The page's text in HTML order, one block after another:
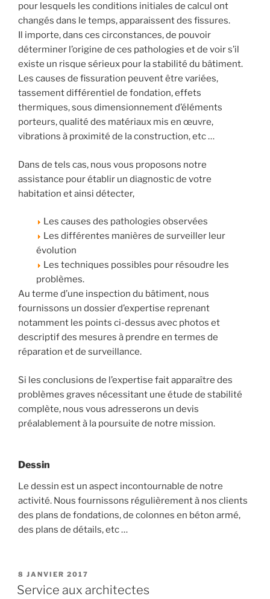
pour lesquels les conditions initiales de calcul ont
changés dans le temps, apparaissent des fissures.
Il importe, dans ces circonstances, de pouvoir
déterminer l’origine de ces pathologies et de voir s’il
existe un risque sérieux pour la stabilité du bâtiment.
Les causes de fissuration peuvent être variées,
tassement différentiel de fondation, effets
thermiques, sous dimensionnement d’éléments
porteurs, qualité des matériaux mis en œuvre,
vibrations à proximité de la construction, etc …
Dans de tels cas, nous vous proposons notre
assistance pour établir un diagnostic de votre
habitation et ainsi détecter,
Les causes des pathologies observées
Les différentes manières de surveiller leur
évolution
Les techniques possibles pour résoudre les
problèmes.
Au terme d’une inspection du bâtiment, nous
fournissons un dossier d’expertise reprenant
notamment les points ci-dessus avec photos et
descriptif des mesures à prendre en termes de
réparation et de surveillance.
Si les conclusions de l’expertise fait apparaître des
problèmes graves nécessitant une étude de stabilité
complète, nous vous adresserons un devis
préalablement à la poursuite de notre mission.
Dessin
Le dessin est un aspect incontournable de notre
activité. Nous fournissons régulièrement à nos clients
des plans de fondations, de colonnes en béton armé,
des plans de détails, etc …
PUBLIÉ
LE
8 JANVIER 2017
Service aux architectes